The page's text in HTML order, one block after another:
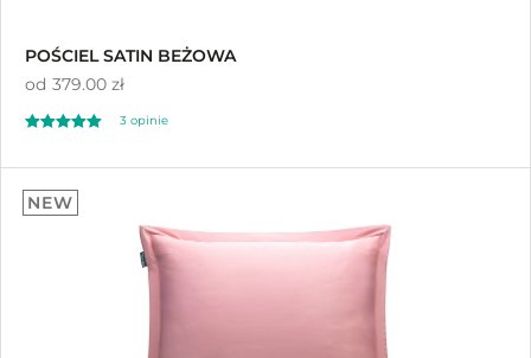
POŚCIEL SATIN BEŻOWA
od 379.00 zł
na 5
3 opinie
NEW